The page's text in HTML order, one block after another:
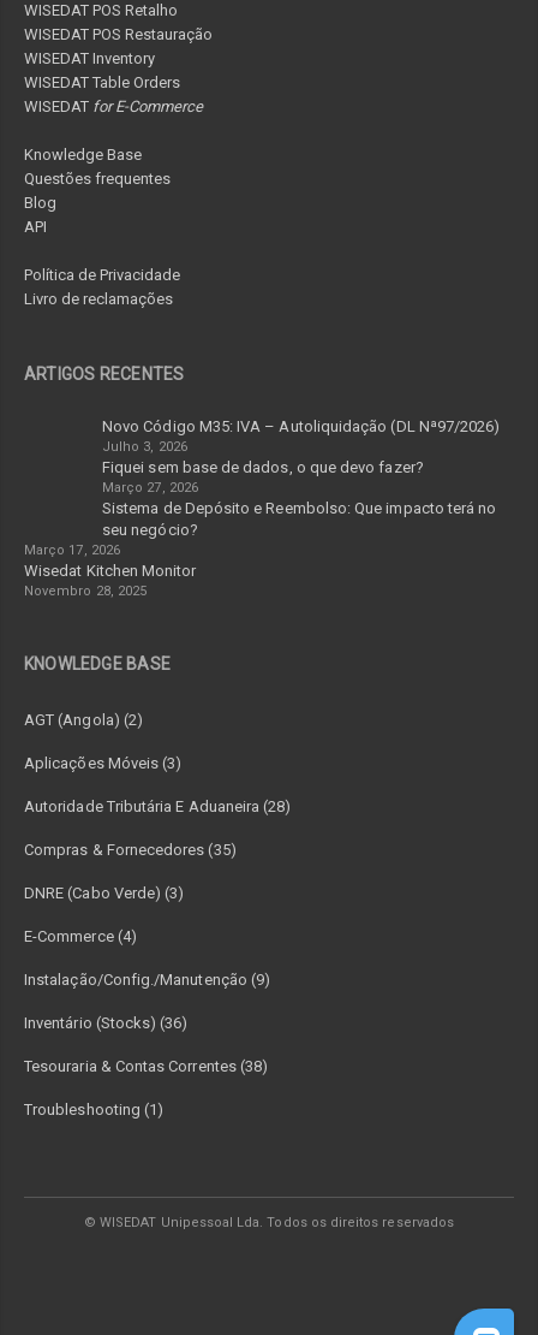
WISEDAT POS Retalho
WISEDAT POS Restauração
WISEDAT Inventory
WISEDAT Table Orders
WISEDAT for E-Commerce
Knowledge Base
Questões frequentes
Blog
API
Política de Privacidade
Livro de reclamações
ARTIGOS RECENTES
Novo Código M35: IVA – Autoliquidação (DL Nª97/2026)
Julho 3, 2026
Fiquei sem base de dados, o que devo fazer?
Março 27, 2026
Sistema de Depósito e Reembolso: Que impacto terá no
seu negócio?
Março 17, 2026
Wisedat Kitchen Monitor
Novembro 28, 2025
KNOWLEDGE BASE
AGT (Angola) (2)
Aplicações Móveis (3)
Autoridade Tributária E Aduaneira (28)
Compras & Fornecedores (35)
DNRE (Cabo Verde) (3)
E-Commerce (4)
Instalação/Config./Manutenção (9)
Inventário (Stocks) (36)
Tesouraria & Contas Correntes (38)
Troubleshooting (1)
© WISEDAT Unipessoal Lda. Todos os direitos reservados